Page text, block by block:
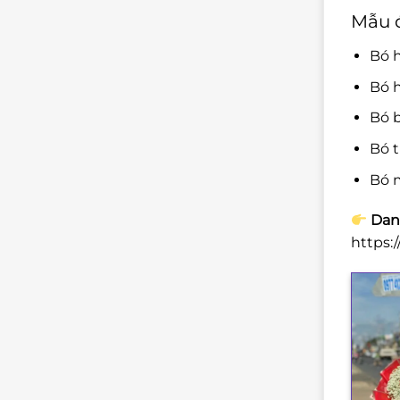
Mẫu
Bó
Bó
Bó
Bó
Bó